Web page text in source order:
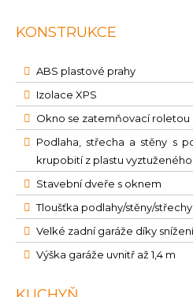
KONSTRUKCE
ABS plastové prahy
Izolace XPS
Okno se zatemňovací roletou
Podlaha, střecha a stěny s
krupobití z plastu vyztuženého
Stavební dveře s oknem
Tloušťka podlahy/stěny/
Velké zadní garáže díky
Výška garáže uvnitř až 1,4 m